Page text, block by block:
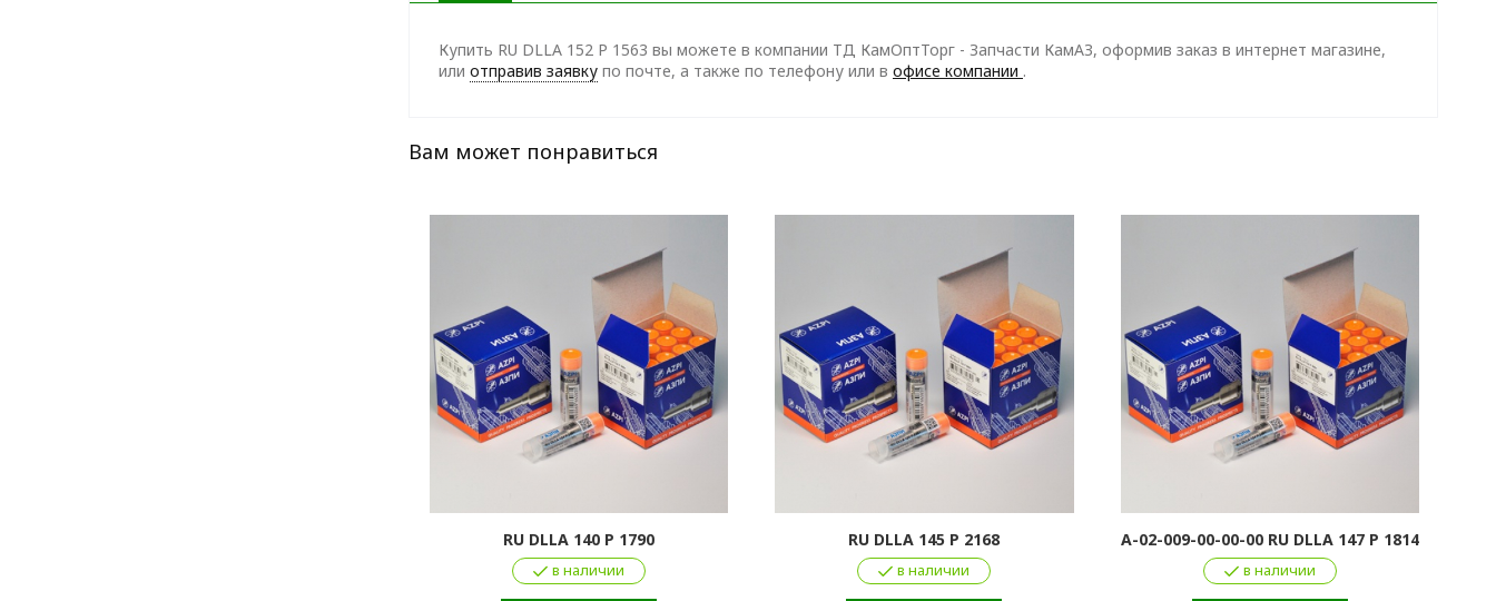
Купить RU DLLA 152 P 1563 вы можете в компании ТД КамОптТорг - Запчасти КамАЗ, оформив заказ в интернет магазине,
или отправив заявку по почте, а также по телефону или в офисе компании .
Вам может понравиться
RU DLLA 140 P 1790
в наличии
RU DLLA 145 P 2168
в наличии
А-02-009-00-00-00 RU DLLA 147 P 1814
в наличии